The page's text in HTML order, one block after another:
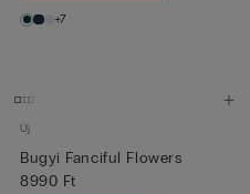
+7
Új
Bugyi Fanciful Flowers
8990 Ft